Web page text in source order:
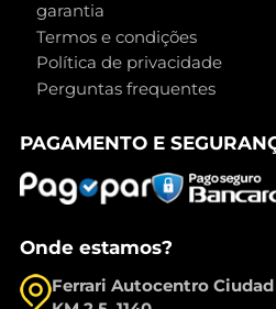
garantia
Termos e condições
Política de privacidade
Perguntas frequentes
PAGAMENTO E
Onde estamos?
Ferrari Autocentro Ciudad